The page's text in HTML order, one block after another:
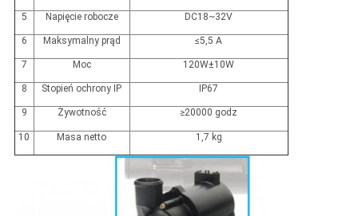
5 Napięcie robocze DC18~32V
6 Maksymalny prąd ≤5,5 A
7 Moc 120W±10W
8 Stopień ochrony IP IP67
9 Żywotność ≥20000 godz
10 Masa netto 1,7 kg